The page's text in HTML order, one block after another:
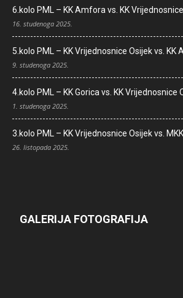
6.kolo PML – KK Amfora vs. KK
16. studenoga 2025.
5.kolo PML – KK Vrijednosnice Osijek vs. KK
9. studenoga 2025.
4.kolo PML – KK Gorica vs. KK Vrijednosnice
1. studenoga 2025.
3.kolo PML – KK Vrijednosnice Osijek vs.
26. listopada 2025.
GALERIJA FOTOGRAFIJA